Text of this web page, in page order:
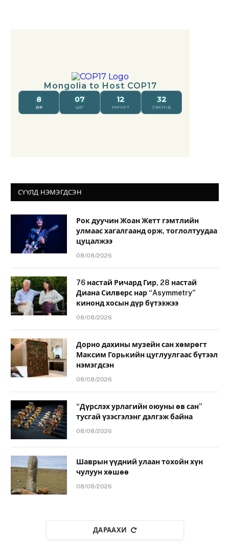
СҮҮЛД НЭМЭГДСЭН
Рок дуучин Жоан Жетт гэмтлийн
улмаас хагалгаанд орж, тоглолтуудаа
цуцалжээ
08/08/2026
76 настай Ричард Гир, 28 настай
Диана Силверс нар “Asymmetry”
кинонд хосын дүр бүтээжээ
08/08/2026
Дорно дахины музейн сан хөмрөгт
Максим Горькийн цуглуулгаас бүтээл
нэмэгдсэн
08/08/2026
“Дүрслэх урлагийн оюуны өв сан”
тусгай үзэсгэлэнг дэлгэж байна
08/08/2026
Шаврын үүдний улаан тохойн хүн
чулуун хөшөө
08/08/2026
ДАРААХИ